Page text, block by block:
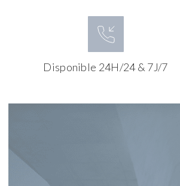
Disponible 24H/24 & 7J/7